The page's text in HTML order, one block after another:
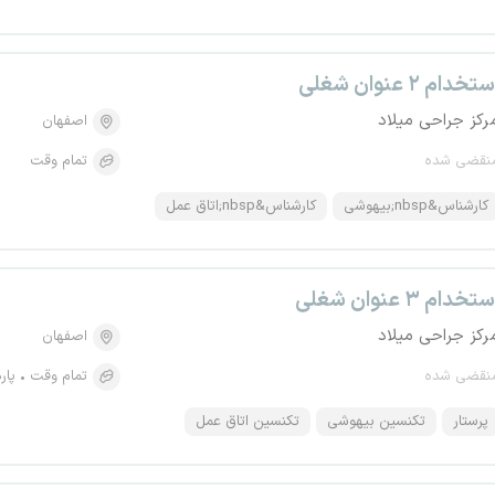
۲ عنوان شغلی
جراحی میلاد
شده
اصفهان
تمام وقت
کارشناس&nbsp;بیهوشی کارشناس&nbsp;اتاق عمل
۳ عنوان شغلی
جراحی میلاد
شده
اصفهان
تمام وقت
پرستار تکنسین بیهوشی تکنسین اتاق عمل